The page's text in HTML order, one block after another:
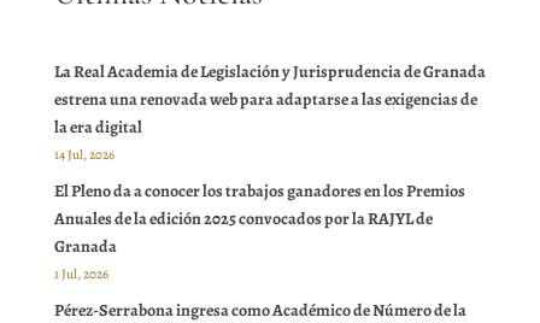
La Real Academia de Legislación y Jurisprudencia de Granada
estrena una renovada web para adaptarse a las exigencias de
la era digital
14 Jul, 2026
El Pleno da a conocer los trabajos ganadores en los Premios
Anuales de la edición 2025 convocados por la RAJYL de
Granada
1 Jul, 2026
Pérez-Serrabona ingresa como Académico de Número de la